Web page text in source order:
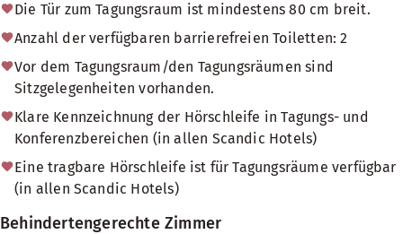
Die Tür zum Tagungsraum ist mindestens 80 cm breit.
Anzahl der verfügbaren barrierefreien Toiletten: 2
Vor dem Tagungsraum/den Tagungsräumen sind
Sitzgelegenheiten vorhanden.
Klare Kennzeichnung der Hörschleife in Tagungs- und
Konferenzbereichen (in allen Scandic Hotels)
Eine tragbare Hörschleife ist für Tagungsräume verfügbar
(in allen Scandic Hotels)
Behindertengerechte Zimmer